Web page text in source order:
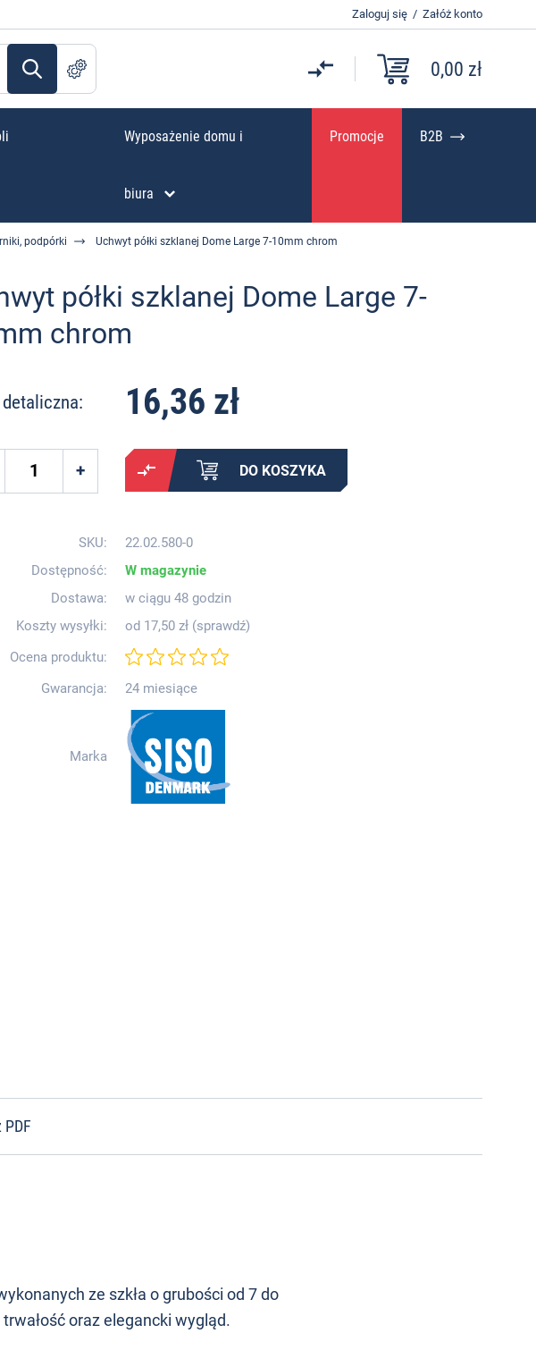
Zaloguj się / Załóż konto
0,00 zł
Wyposażenie domu i
biura
Promocje B2B
podpórki Uchwyt półki szklanej Dome Large 7-10mm chrom
półki szklanej Dome Large 7-
chrom
detaliczna: 16,36 zł
DO KOSZYKA
SKU:
22.02.580-0
Dostępność:
W magazynie
Dostawa:
w ciągu 48 godzin
Koszty wysyłki:
od 17,50 zł (sprawdź)
Ocena produktu:
Gwarancja:
24 miesiące
Marka
PDF
ze szkła o grubości od 7 do
oraz elegancki wygląd.